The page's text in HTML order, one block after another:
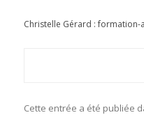
Christelle Gérard :
Cette entrée a été publiée